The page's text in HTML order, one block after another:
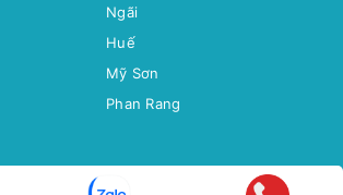
Ngãi
Huế
Mỹ Sơn
Phan Rang